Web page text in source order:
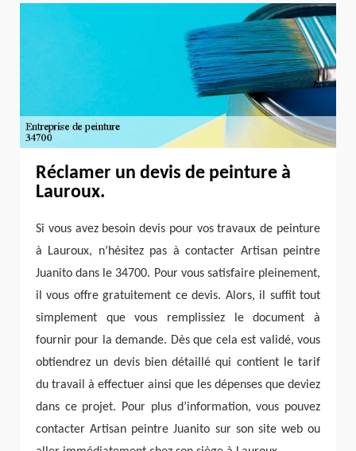
Réclamer un devis de peinture à
Lauroux.
Si vous avez besoin devis pour vos travaux de peinture
à Lauroux, n’hésitez pas à contacter Artisan peintre
Juanito dans le 34700. Pour vous satisfaire pleinement,
il vous offre gratuitement ce devis. Alors, il suffit tout
simplement que vous remplissiez le document à
fournir pour la demande. Dès que cela est validé, vous
obtiendrez un devis bien détaillé qui contient le tarif
du travail à effectuer ainsi que les dépenses que deviez
dans ce projet. Pour plus d’information, vous pouvez
contacter Artisan peintre Juanito sur son site web ou